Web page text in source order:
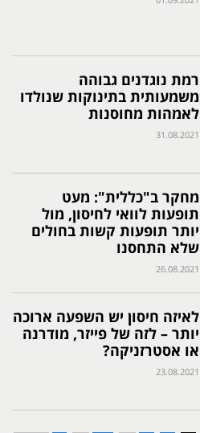
רמת נוגדנים גבוהה
משמעותית בתינוקות שנולדו
לאמהות מחוסנות
31.08.2021
מחקר ב"כללית": מעט
תופעות לוואי לחיסון, מול
יותר תופעות קשות בחולים
שלא התחסנו
26.08.2021
לאיזה חיסון יש השפעה ארוכה
יותר – לזה של פייזר, מודרנה
או אסטרזניקה?
23.08.2021